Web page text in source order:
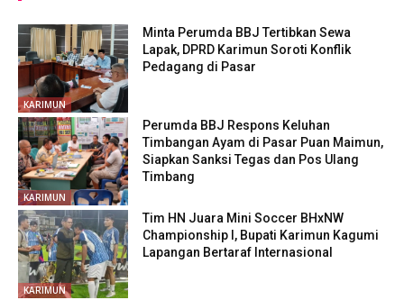
KARIMUN
Minta Perumda BBJ Tertibkan Sewa
Lapak, DPRD Karimun Soroti Konflik
Pedagang di Pasar
KARIMUN
Perumda BBJ Respons Keluhan
Timbangan Ayam di Pasar Puan Maimun,
Siapkan Sanksi Tegas dan Pos Ulang
Timbang
KARIMUN
Tim HN Juara Mini Soccer BHxNW
Championship I, Bupati Karimun Kagumi
Lapangan Bertaraf Internasional